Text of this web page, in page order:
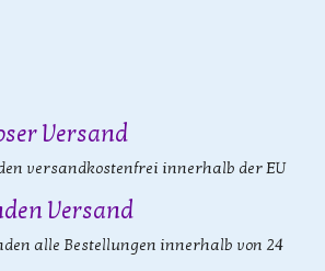
Versand
versandkostenfrei innerhalb der EU
Versand
alle Bestellungen innerhalb von 24